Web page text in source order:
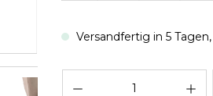
Versandfertig in 5